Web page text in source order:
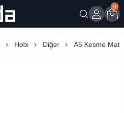
Giriş
0
Hobi Diğer A5 Kesme Matı